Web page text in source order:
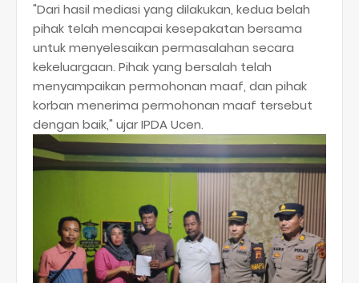
"Dari hasil mediasi yang dilakukan, kedua belah
pihak telah mencapai kesepakatan bersama
untuk menyelesaikan permasalahan secara
kekeluargaan. Pihak yang bersalah telah
menyampaikan permohonan maaf, dan pihak
korban menerima permohonan maaf tersebut
dengan baik," ujar IPDA Ucen.